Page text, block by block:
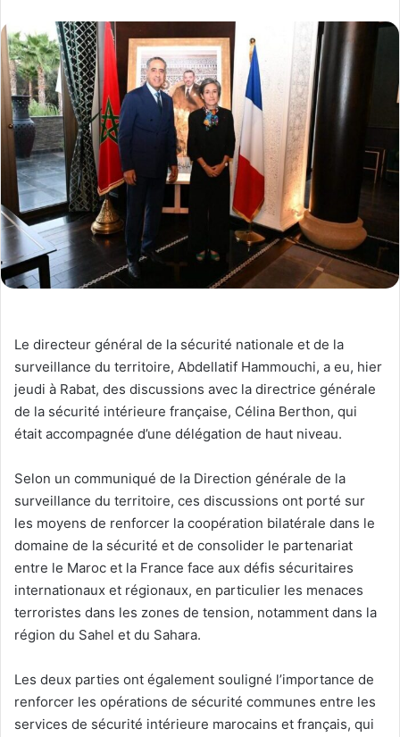
Le directeur général de la sécurité nationale et de la
surveillance du territoire, Abdellatif Hammouchi, a eu, hier
jeudi à Rabat, des discussions avec la directrice générale
de la sécurité intérieure française, Célina Berthon, qui
était accompagnée d’une délégation de haut niveau.
Selon un communiqué de la Direction générale de la
surveillance du territoire, ces discussions ont porté sur
les moyens de renforcer la coopération bilatérale dans le
domaine de la sécurité et de consolider le partenariat
entre le Maroc et la France face aux défis sécuritaires
internationaux et régionaux, en particulier les menaces
terroristes dans les zones de tension, notamment dans la
région du Sahel et du Sahara.
Les deux parties ont également souligné l’importance de
renforcer les opérations de sécurité communes entre les
services de sécurité intérieure marocains et français, qui